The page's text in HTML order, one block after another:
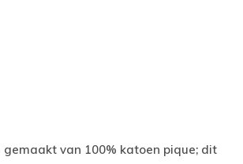
gemaakt van 100% katoen pique; dit